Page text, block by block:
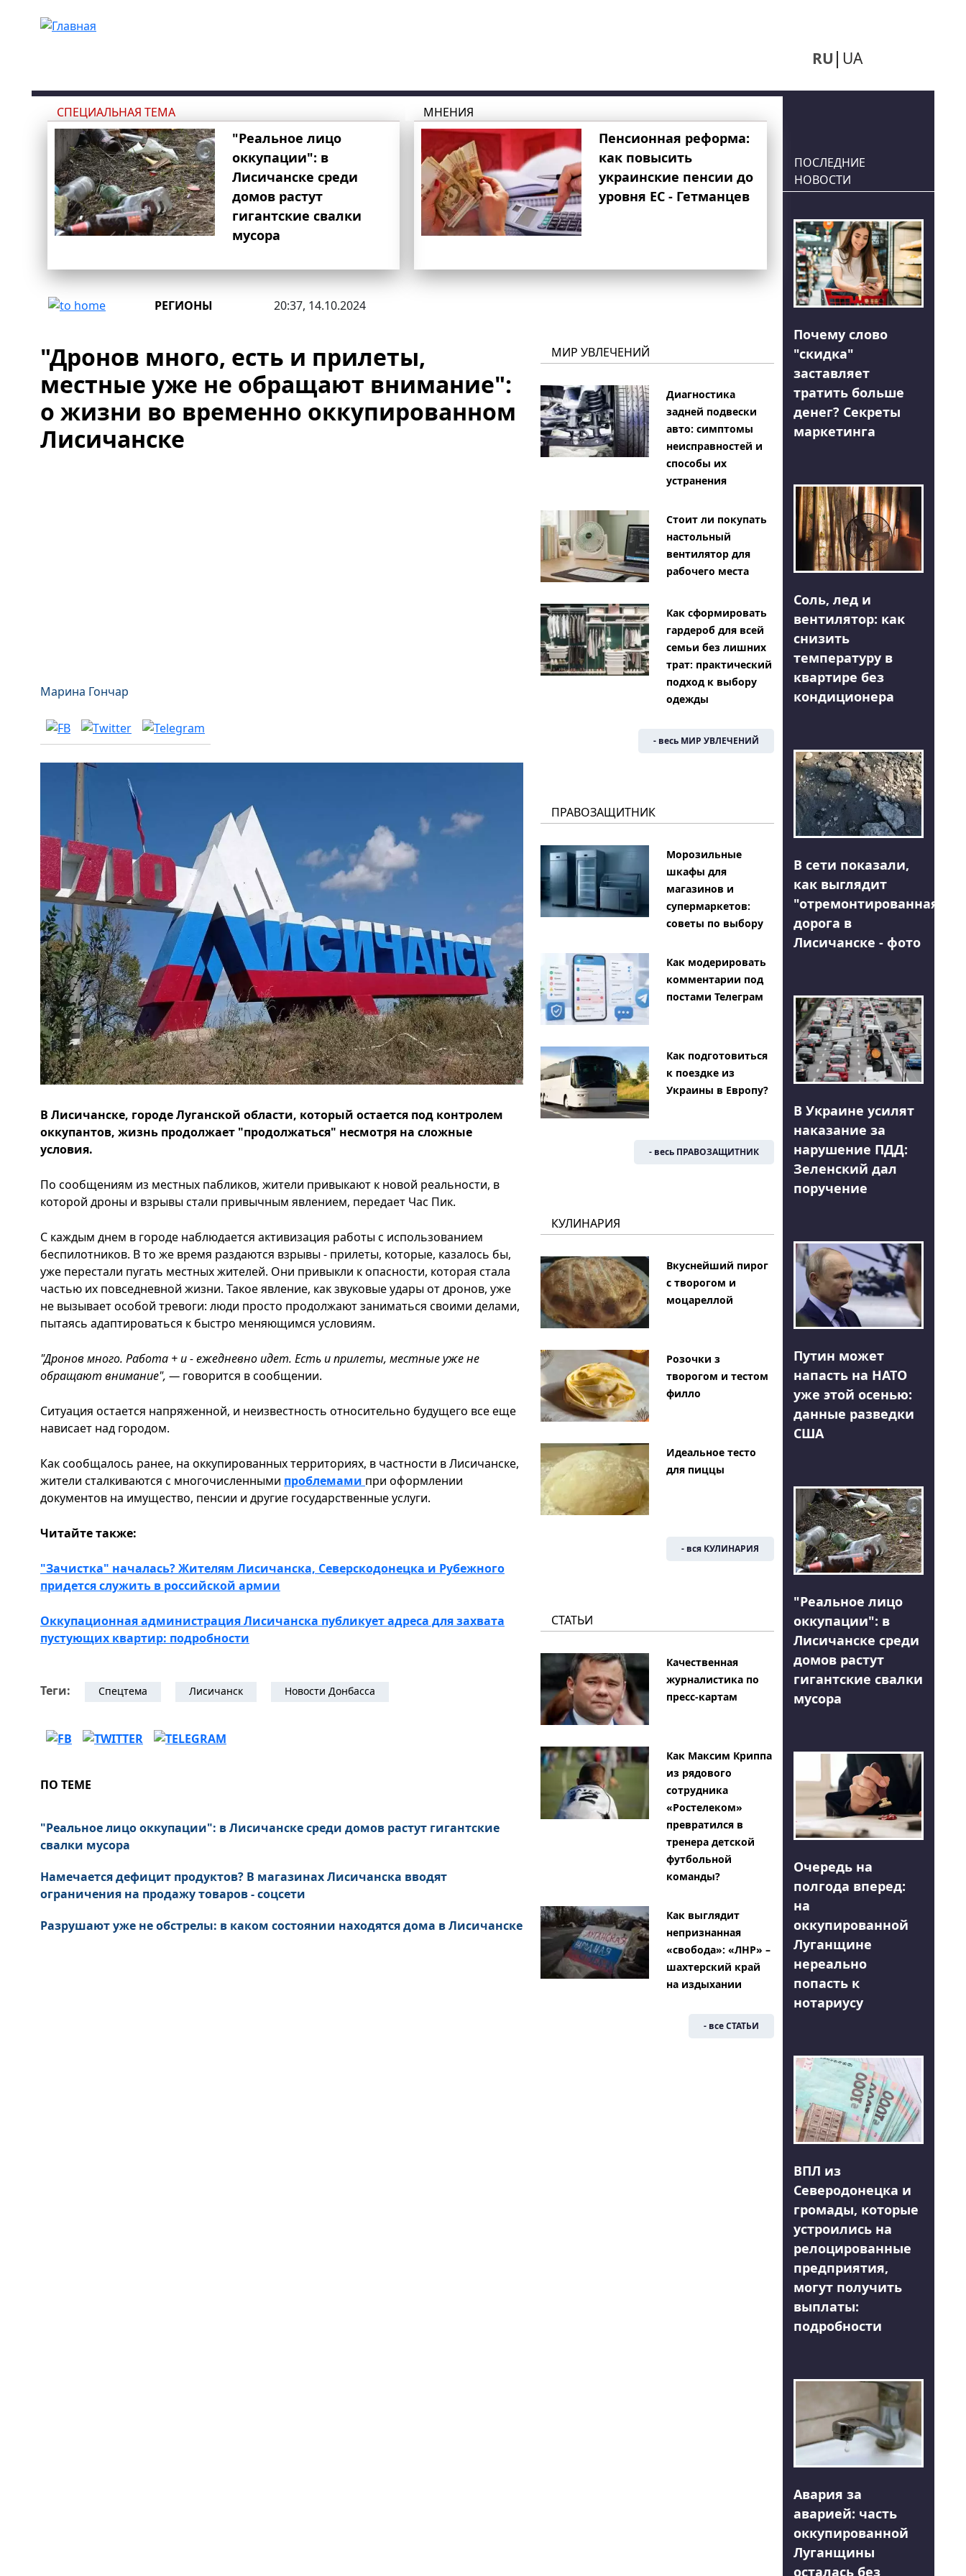
RU UA
СПЕЦИАЛЬНАЯ ТЕМА
"Реальное лицо
оккупации": в
Лисичанске среди
домов растут
гигантские свалки
мусора
МНЕНИЯ
Пенсионная реформа:
как повысить
украинские пенсии до
уровня ЕС - Гетманцев
РЕГИОНЫ 20:37, 14.10.2024
"Дронов много, есть и прилеты,
местные уже не обращают внимание":
о жизни во временно оккупированном
Лисичанске
Марина Гончар
В Лисичанске, городе Луганской области, который остается под контролем
оккупантов, жизнь продолжает "продолжаться" несмотря на сложные
условия.
По сообщениям из местных пабликов, жители привыкают к новой реальности, в
которой дроны и взрывы стали привычным явлением, передает Час Пик.
С каждым днем в городе наблюдается активизация работы с использованием
беспилотников. В то же время раздаются взрывы - прилеты, которые, казалось бы,
уже перестали пугать местных жителей. Они привыкли к опасности, которая стала
частью их повседневной жизни. Такое явление, как звуковые удары от дронов, уже
не вызывает особой тревоги: люди просто продолжают заниматься своими делами,
пытаясь адаптироваться к быстро меняющимся условиям.
"Дронов много. Работа + и - ежедневно идет. Есть и прилеты, местные уже не
обращают внимание", — говорится в сообщении.
Ситуация остается напряженной, и неизвестность относительно будущего все еще
нависает над городом.
Как сообщалось ранее, на оккупированных территориях, в частности в Лисичанске,
жители сталкиваются с многочисленными проблемами при оформлении
документов на имущество, пенсии и другие государственные услуги.
Читайте также:
"Зачистка" началась? Жителям Лисичанска, Северскодонецка и Рубежного
придется служить в российской армии
Оккупационная администрация Лисичанска публикует адреса для захвата
пустующих квартир: подробности
Теги: Спецтема Лисичанск Новости Донбасса
ПО ТЕМЕ
"Реальное лицо оккупации": в Лисичанске среди домов растут гигантские
свалки мусора
Намечается дефицит продуктов? В магазинах Лисичанска вводят
ограничения на продажу товаров - соцсети
Разрушают уже не обстрелы: в каком состоянии находятся дома в Лисичанске
МИР УВЛЕЧЕНИЙ
Диагностика
задней подвески
авто: симптомы
неисправностей и
способы их
устранения
Стоит ли покупать
настольный
вентилятор для
рабочего места
Как сформировать
гардероб для всей
семьи без лишних
трат: практический
подход к выбору
одежды
- весь МИР УВЛЕЧЕНИЙ
ПРАВОЗАЩИТНИК
Морозильные
шкафы для
магазинов и
супермаркетов:
советы по выбору
Как модерировать
комментарии под
постами Телеграм
Как подготовиться
к поездке из
Украины в Европу?
- весь ПРАВОЗАЩИТНИК
КУЛИНАРИЯ
Вкуснейший пирог
с творогом и
моцареллой
Розочки з
творогом и тестом
филло
Идеальное тесто
для пиццы
- вся КУЛИНАРИЯ
СТАТЬИ
Качественная
журналистика по
пресс-картам
Как Максим Криппа
из рядового
сотрудника
«Ростелеком»
превратился в
тренера детской
футбольной
команды?
Как выглядит
непризнанная
«свобода»: «ЛНР» –
шахтерский край
на издыхании
- все СТАТЬИ
ПОСЛЕДНИЕ
НОВОСТИ
Почему слово
"скидка"
заставляет
тратить больше
денег? Секреты
маркетинга
Соль, лед и
вентилятор: как
снизить
температуру в
квартире без
кондиционера
В сети показали,
как выглядит
"отремонтированная"
дорога в
Лисичанске - фото
В Украине усилят
наказание за
нарушение ПДД:
Зеленский дал
поручение
Путин может
напасть на НАТО
уже этой осенью:
данные разведки
США
"Реальное лицо
оккупации": в
Лисичанске среди
домов растут
гигантские свалки
мусора
Очередь на
полгода вперед:
на
оккупированной
Луганщине
нереально
попасть к
нотариусу
ВПЛ из
Северодонецка и
громады, которые
устроились на
релоцированные
предприятия,
могут получить
выплаты:
подробности
Авария за
аварией: часть
оккупированной
Луганщины
осталась без